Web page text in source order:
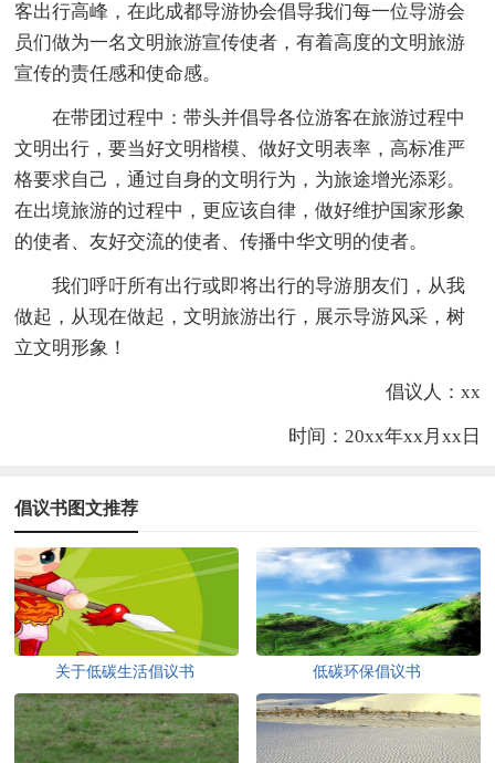
客出行高峰，在此成都导游协会倡导我们每一位导游会
员们做为一名文明旅游宣传使者，有着高度的文明旅游
宣传的责任感和使命感。
在带团过程中：带头并倡导各位游客在旅游过程中
文明出行，要当好文明楷模、做好文明表率，高标准严
格要求自己，通过自身的文明行为，为旅途增光添彩。
在出境旅游的过程中，更应该自律，做好维护国家形象
的使者、友好交流的使者、传播中华文明的使者。
我们呼吁所有出行或即将出行的导游朋友们，从我
做起，从现在做起，文明旅游出行，展示导游风采，树
立文明形象！
倡议人：xx
时间：20xx年xx月xx日
倡议书图文推荐
关于低碳生活倡议书 低碳环保倡议书